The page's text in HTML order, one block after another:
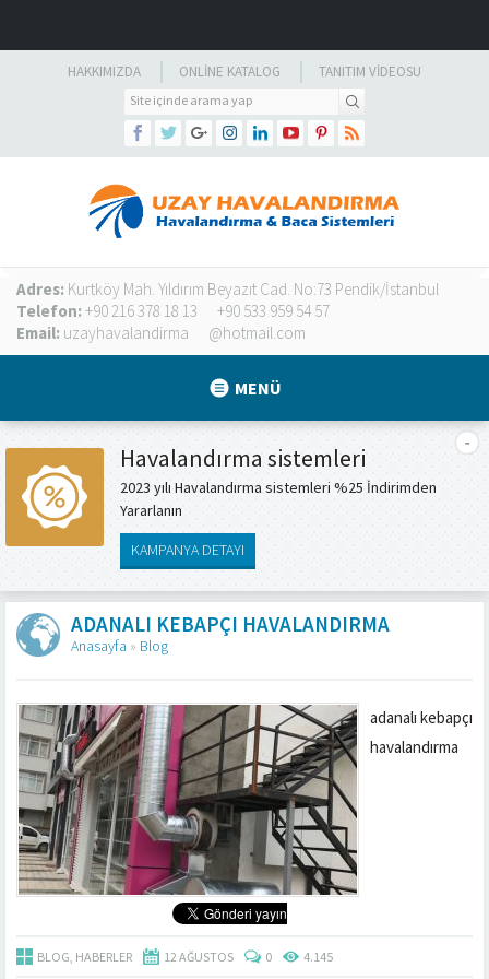
HAKKIMIZDA ONLINE KATALOG TANITIM VIDEOSU
Adres: Kurtköy Mah. Yıldırım Beyazıt Cad. No:73 Pendik/İstanbul
Telefon: +90 216 378 18 13
+90 533 959 54 57
Email: uzayhavalandirma @hotmail.com
MENÜ
Havalandırma sistemleri
2023 yılı Havalandırma sistemleri %25 İndirimden
Yararlanın
KAMPANYA DETAYI
ADANALI KEBAPÇI HAVALANDIRMA
Anasayfa » Blog
adanalı kebapçı
havalandırma
BLOG, HABERLER 12 AĞUSTOS 0 4.145